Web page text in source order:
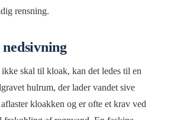
rensning.
skal til kloak, kan det ledes til en
hulrum, der lader vandet sive
kloakken og er ofte et krav ved